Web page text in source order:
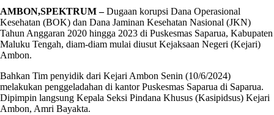
AMBON,SPEKTRUM –Dugaan korupsi Dana Operasional
Kesehatan (BOK) dan Dana Jaminan Kesehatan Nasional (JKN)
Tahun Anggaran 2020 hingga 2023 di Puskesmas Saparua, Kabupaten
Maluku Tengah, diam-diam mulai diusut Kejaksaan Negeri (Kejari)
Ambon.
Bahkan Tim penyidik dari Kejari Ambon Senin (10/6/2024)
melakukan penggeladahan di kantor Puskesmas Saparua di Saparua.
Dipimpin langsung Kepala Seksi Pindana Khusus (Kasipidsus) Kejari
Ambon, Amri Bayakta.